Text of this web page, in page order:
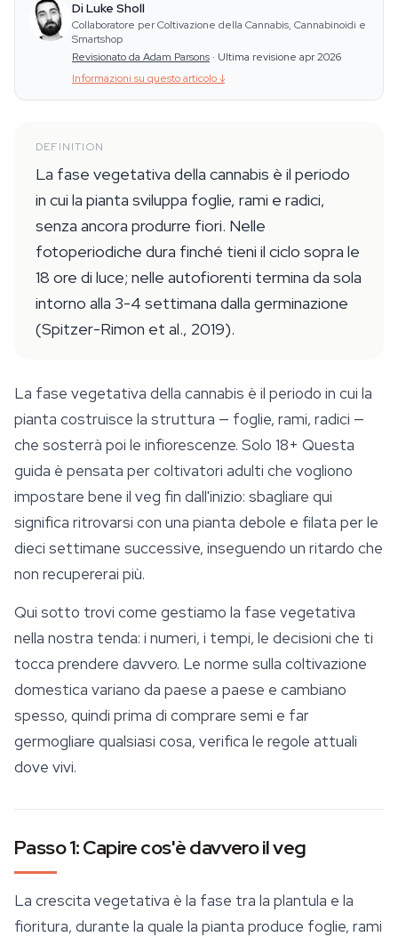
Di Luke Sholl
Collaboratore per Coltivazione della Cannabis, Cannabinoidi e
Smartshop
Revisionato da Adam Parsons · Ultima revisione apr 2026
Informazioni su questo articolo↓
DEFINITION
La fase vegetativa della cannabis è il periodo
in cui la pianta sviluppa foglie, rami e radici,
senza ancora produrre fiori. Nelle
fotoperiodiche dura finché tieni il ciclo sopra le
18 ore di luce; nelle autofiorenti termina da sola
intorno alla 3-4 settimana dalla germinazione
(Spitzer-Rimon et al., 2019).
La fase vegetativa della cannabis è il periodo in cui la
pianta costruisce la struttura — foglie, rami, radici —
che sosterrà poi le infiorescenze. Solo 18+ Questa
guida è pensata per coltivatori adulti che vogliono
impostare bene il veg fin dall'inizio: sbagliare qui
significa ritrovarsi con una pianta debole e filata per le
dieci settimane successive, inseguendo un ritardo che
non recupererai più.
Qui sotto trovi come gestiamo la fase vegetativa
nella nostra tenda: i numeri, i tempi, le decisioni che ti
tocca prendere davvero. Le norme sulla coltivazione
domestica variano da paese a paese e cambiano
spesso, quindi prima di comprare semi e far
germogliare qualsiasi cosa, verifica le regole attuali
dove vivi.
Passo 1: Capire cos'è davvero il veg
La crescita vegetativa è la fase tra la plantula e la
fioritura, durante la quale la pianta produce foglie, rami